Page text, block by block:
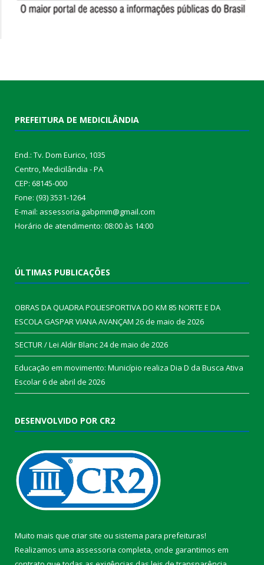
PREFEITURA DE MEDICILÂNDIA
End.: Tv. Dom Eurico, 1035
Centro, Medicilândia - PA
CEP: 68145-000
Fone: (93) 3531-1264
E-mail: assessoria.gabpmm@gmail.com
Horário de atendimento: 08:00 às 14:00
ÚLTIMAS PUBLICAÇÕES
OBRAS DA QUADRA POLIESPORTIVA DO KM 85 NORTE E DA
ESCOLA GASPAR VIANA AVANÇAM 26 de maio de 2026
SECTUR / Lei Aldir Blanc24 de maio de 2026
Educação em movimento: Município realiza Dia D da Busca Ativa
Escolar6 de abril de 2026
DESENVOLVIDO POR CR2
Muito mais que criar site ou sistema para prefeituras!
Realizamos uma assessoria completa, onde garantimos em